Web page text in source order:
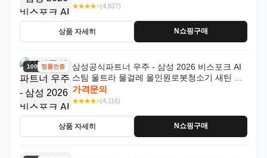
★★★★⭐(4,827)
상품 자세히 N쇼핑구매
100% 할인
정품인증
삼성공식파트너 우주 - 삼성 2026 비스포크 AI
스팀 울트라 물걸레 올인원로봇청소기 새틴 차
콜 AAH
가격문의
★★★★⭐(4,116)
상품 자세히 N쇼핑구매